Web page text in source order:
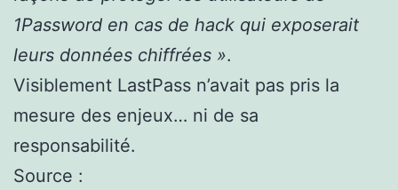
1Password en cas de hack qui exposerait
leurs données chiffrées ».
Visiblement LastPass n’avait pas pris la
mesure des enjeux… ni de sa
responsabilité.
Source :